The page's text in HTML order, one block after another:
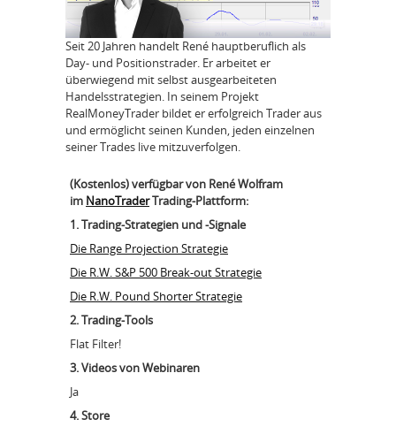
Seit 20 Jahren handelt René hauptberuflich als
Day- und Positionstrader. Er arbeitet er
überwiegend mit selbst ausgearbeiteten
Handelsstrategien. In seinem Projekt
RealMoneyTrader bildet er erfolgreich Trader aus
und ermöglicht seinen Kunden, jeden einzelnen
seiner Trades live mitzuverfolgen.
(Kostenlos) verfügbar von René Wolfram
im NanoTraderTrading-Plattform:
1. Trading-Strategien und -Signale
Die Range Projection Strategie
Die R.W. S&P 500 Break-out Strategie
Die R.W. Pound Shorter Strategie
2. Trading-Tools
Flat Filter!
3. Videos von Webinaren
Ja
4. Store